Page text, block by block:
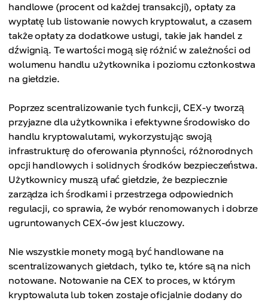
handlowe (procent od każdej transakcji), opłaty za
wypłatę lub listowanie nowych kryptowalut, a czasem
także opłaty za dodatkowe usługi, takie jak handel z
dźwignią. Te wartości mogą się różnić w zależności od
wolumenu handlu użytkownika i poziomu członkostwa
na giełdzie.
Poprzez scentralizowanie tych funkcji, CEX-y tworzą
przyjazne dla użytkownika i efektywne środowisko do
handlu kryptowalutami, wykorzystując swoją
infrastrukturę do oferowania płynności, różnorodnych
opcji handlowych i solidnych środków bezpieczeństwa.
Użytkownicy muszą ufać giełdzie, że bezpiecznie
zarządza ich środkami i przestrzega odpowiednich
regulacji, co sprawia, że wybór renomowanych i dobrze
ugruntowanych CEX-ów jest kluczowy.
Nie wszystkie monety mogą być handlowane na
scentralizowanych giełdach, tylko te, które są na nich
notowane. Notowanie na CEX to proces, w którym
kryptowaluta lub token zostaje oficjalnie dodany do